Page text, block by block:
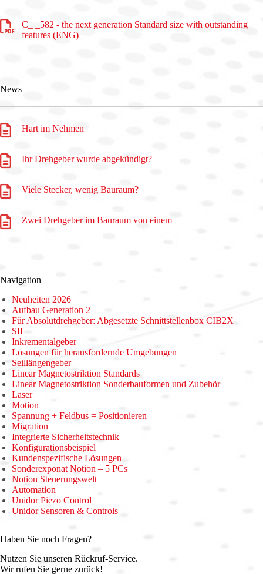
C_ _582 - the next generation Standard size with outstanding
features (ENG)
News
Hart im Nehmen
Ihr Drehgeber wurde abgekündigt?
Viele Stecker, wenig Bauraum?
Zwei Drehgeber im Bauraum von einem
Navigation
Neuheiten 2026
Aufbau Generation 2
Für Absolutdrehgeber: Abgesetzte Schnittstellenbox CIB2X
SIL
Inkrementalgeber
Lösungen für herausfordernde Umgebungen
Seillängengeber
Linear Magnetostriktion Standards
Linear Magnetostriktion Sonderbauformen und Zubehör
Laser
Motion
Spannung + Feldbus = Positionieren
Migration
Integrierte Sicherheitstechnik
Konfigurationsbeispiel
Kundenspezifische Lösungen
Sonderexponat Notion – 5 PCs
Notion Steuerungswelt
Automation
Unidor Piezo Control
Unidor Sensoren & Controls
Haben Sie noch Fragen?
Nutzen Sie unseren Rückruf-Service.
Wir rufen Sie gerne zurück!